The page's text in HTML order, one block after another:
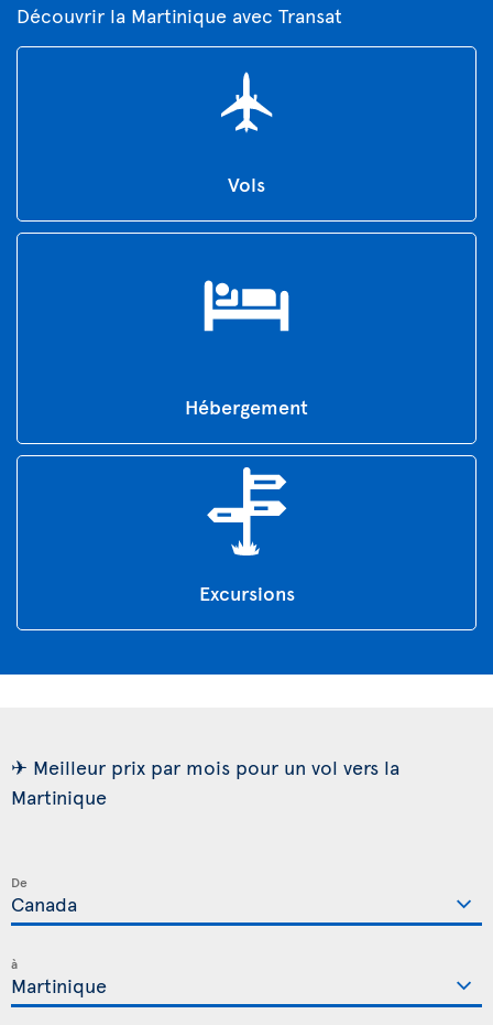
Découvrir la Martinique avec Transat
Vols
Hébergement
Excursions
✈ Meilleur prix par mois pour un vol vers la
Martinique
De
à